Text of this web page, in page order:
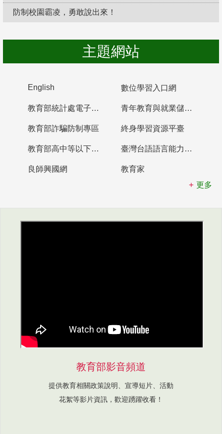
防制校園霸凌，勇敢說出來！
主題網站
English 數位學習入口網
教育部統計處電子書櫃 青年教育與就業儲蓄帳戶
教育部詐騙防制專區 終身學習資源平臺
教育部高中等以下學校及幼兒園教師資格檢定考試 臺灣台語語言能力認證網站
良師興國網
教育家
更多
教育部影音頻道
提供教育相關政策說明、宣導短片、活動
花絮等影片資訊，歡迎踴躍收看！